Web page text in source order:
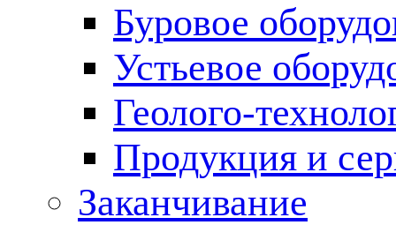
Буровое
Устьевое
Геолого-
Продукция и
Заканчивание